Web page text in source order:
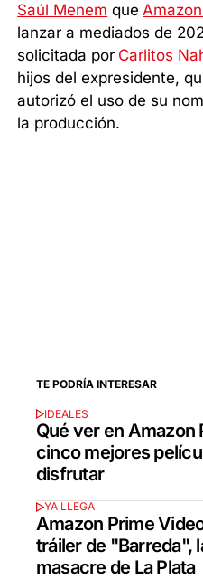
Saúl Menem que
lanzar a mediados de
solicitada por Carlitos
hijos del expresidente,
autorizó el uso de su
la producción.
TE PODRÍA INTERESAR
IDEALES
Qué ver en Amazon
cinco mejores
disfrutar
YA LLEGA
Amazon Prime
tráiler de "Barreda",
masacre de La Plata